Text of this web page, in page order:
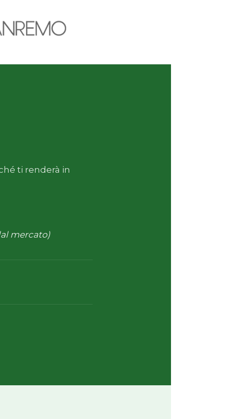
ti renderà in
mercato)